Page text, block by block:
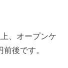
、オープンケ
後です。